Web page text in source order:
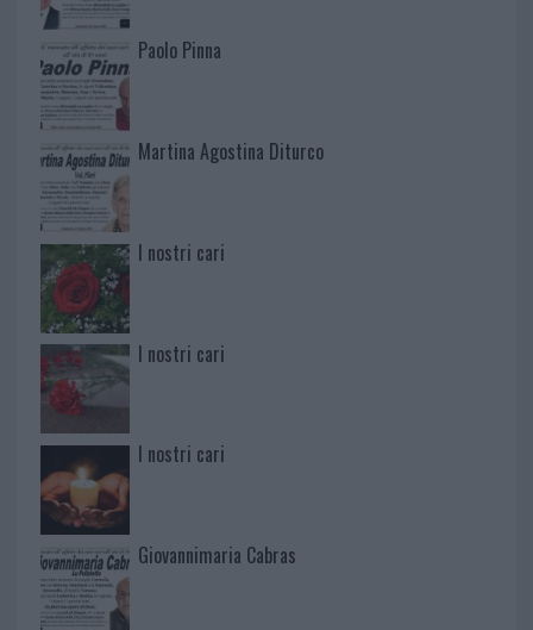
Paolo Pinna
Martina Agostina Diturco
I nostri cari
I nostri cari
I nostri cari
Giovannimaria Cabras